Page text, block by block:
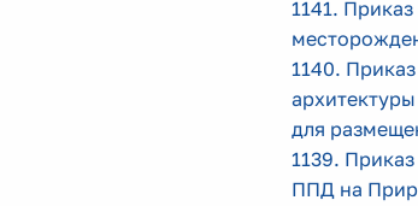
1141.
1140.
для
1139.
ППД на